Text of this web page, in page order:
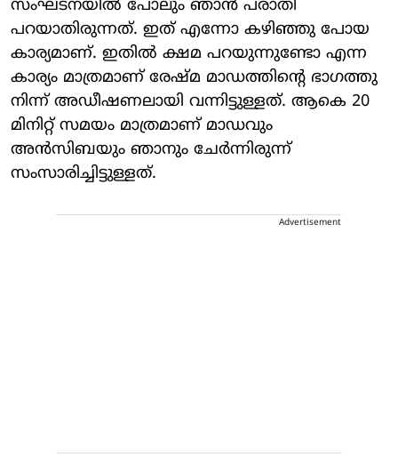
സംഘടനയിൽ പോലും ഞാൻ പരാതി
പറയാതിരുന്നത്. ഇത് എന്നോ കഴിഞ്ഞു പോയ
കാര്യമാണ്. ഇതിൽ ക്ഷമ പറയുന്നുണ്ടോ എന്ന
കാര്യം മാത്രമാണ് രേഷ്മ മാഡത്തിന്റെ ഭാ​ഗത്തു
നിന്ന് അഡീഷണലായി വന്നിട്ടുള്ളത്. ആകെ 20
മിനിറ്റ് സമയം മാത്രമാണ് മാഡവും
അൻസിബയും ഞാനും ചേർന്നിരുന്ന്
സംസാരിച്ചിട്ടുള്ളത്.
Advertisement